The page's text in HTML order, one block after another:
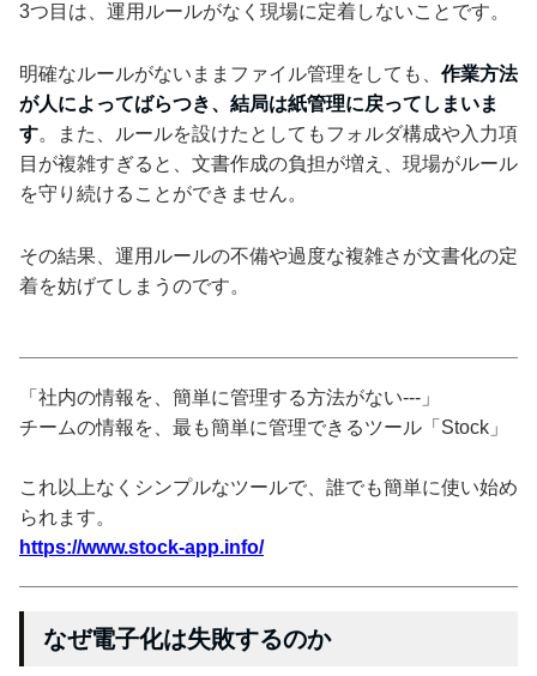
3つ目は、運用ルールがなく現場に定着しないことです。
明確なルールがないままファイル管理をしても、 作業方法
が人によってばらつき、結局は紙管理に戻ってしまいま
す。また、ルールを設けたとしてもフォルダ構成や入力項
目が複雑すぎると、文書作成の負担が増え、現場がルール
を守り続けることができません。
その結果、運用ルールの不備や過度な複雑さが文書化の定
着を妨げてしまうのです。
「社内の情報を、簡単に管理する方法がない---」
チームの情報を、最も簡単に管理できるツール「Stock」
これ以上なくシンプルなツールで、誰でも簡単に使い始め
られます。
https://www.stock-app.info/
なぜ電子化は失敗するのか